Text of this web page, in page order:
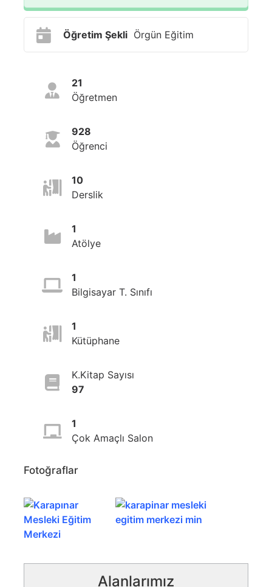
Öğretim Şekli Örgün Eğitim
21
Öğretmen
928
Öğrenci
10
Derslik
1
Atölye
1
Bilgisayar T. Sınıfı
1
Kütüphane
K.Kitap Sayısı
97
1
Çok Amaçlı Salon
Fotoğraflar
Alanlarımız